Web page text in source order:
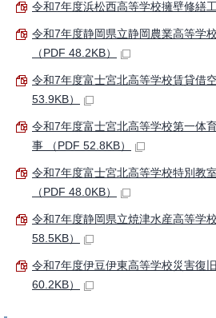
令和7年度浜松西高等学校擁壁修繕
令和7年度静岡県立静岡農業高等学
（PDF 48.2KB）
令和7年度富士宮北高等学校賃貸借
53.9KB）
令和7年度富士宮北高等学校第一体
事 （PDF 52.8KB）
令和7年度富士宮北高等学校特別教
（PDF 48.0KB）
令和7年度静岡県立焼津水産高等学
58.5KB）
令和7年度伊豆伊東高等学校災害復
60.2KB）